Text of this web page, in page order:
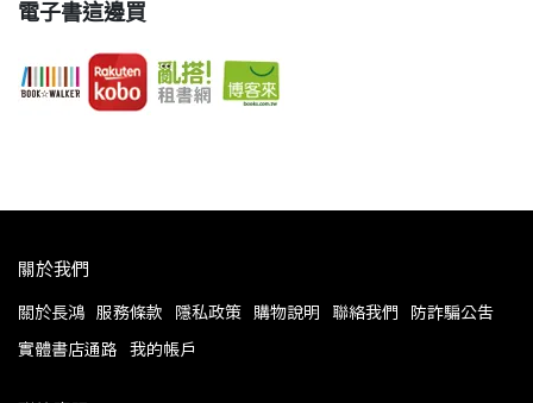
電子書這邊買
關於我們
關於長鴻 服務條款 隱私政策 購物說明 聯絡我們 防詐騙公告
實體書店通路 我的帳戶